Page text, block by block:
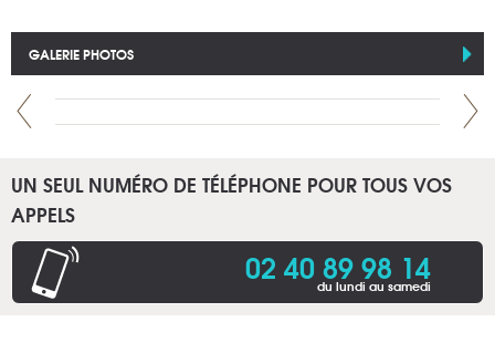
GALERIE PHOTOS
UN SEUL NUMÉRO DE TÉLÉPHONE POUR TOUS VOS
APPELS
02 40 89 98 14
du lundi au samedi